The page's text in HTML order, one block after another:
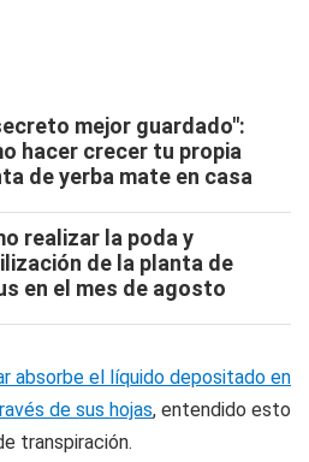
mejor guardado":
hacer crecer tu propia
de yerba mate en casa
realizar la poda y
de la planta de
en el mes de agosto
absorbe el líquido depositado en
de sus hojas, entendido esto
transpiración.